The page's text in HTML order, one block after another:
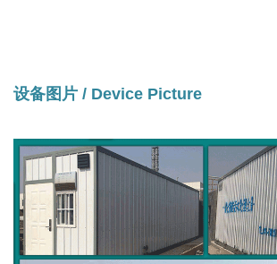
设备图片 / Device Picture